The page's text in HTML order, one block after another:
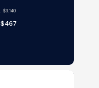
$3.140
$467